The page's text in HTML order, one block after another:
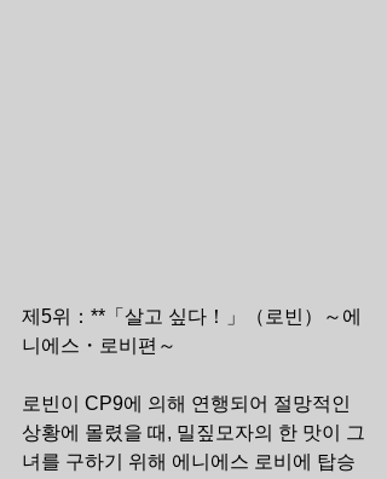
제5위：**「살고 싶다！」（로빈）～에
니에스・로비편～
로빈이 CP9에 의해 연행되어 절망적인
상황에 몰렸을 때, 밀짚모자의 한 맛이 그
녀를 구하기 위해 에니에스 로비에 탑승